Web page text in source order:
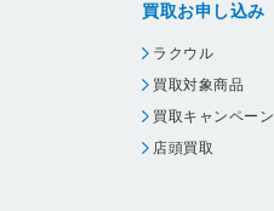
買取お申し込み
ラクウル
買取対象商品
買取キャンペーン
店頭買取